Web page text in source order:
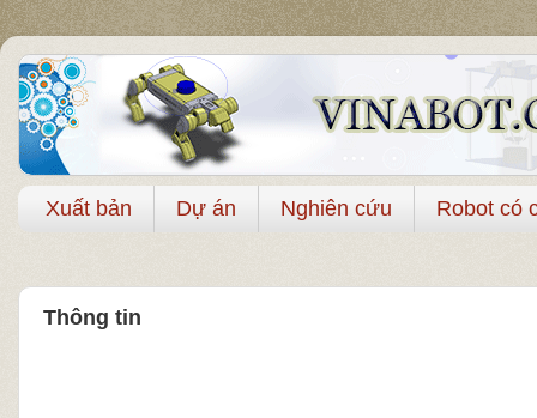
Xuất bản Dự án Nghiên cứu Robot có
Thông tin